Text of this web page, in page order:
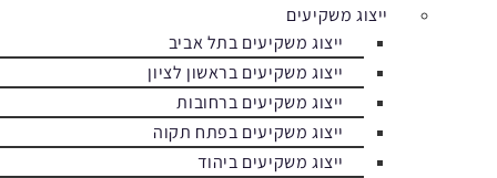
ייצוג משקיעים
ייצוג משקיעים בתל אביב
ייצוג משקיעים בראשון לציון
ייצוג משקיעים ברחובות
ייצוג משקיעים בפתח תקוה
ייצוג משקיעים ביהוד